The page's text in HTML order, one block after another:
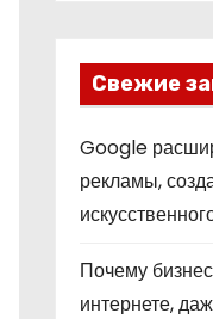
Свежие
Google
рекламы,
Почему
интернете,